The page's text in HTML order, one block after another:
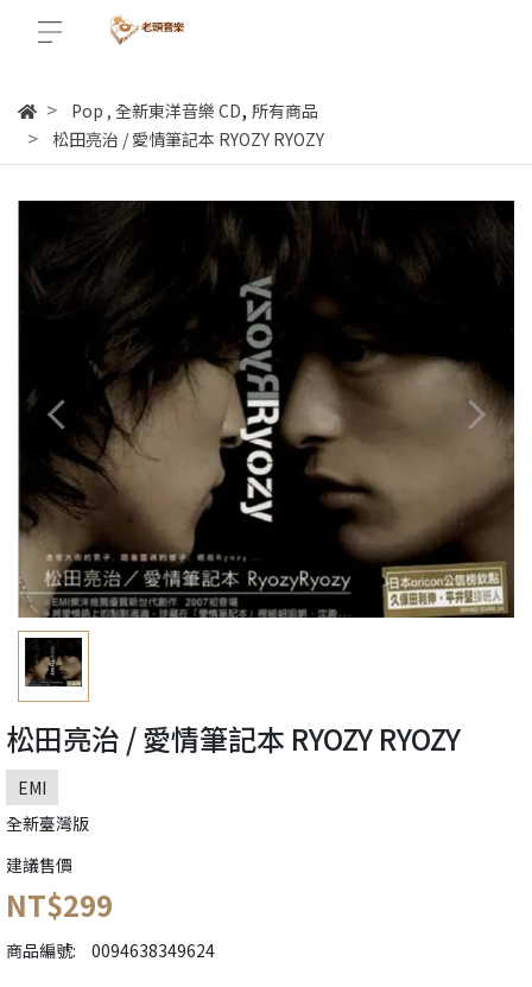
Pop , 全新東洋音樂 CD, 所有商品
松田亮治 / 愛情筆記本 RYOZY RYOZY
松田亮治 / 愛情筆記本 RYOZY RYOZY
EMI
全新臺灣版
建議售價
NT$299
商品編號: 0094638349624